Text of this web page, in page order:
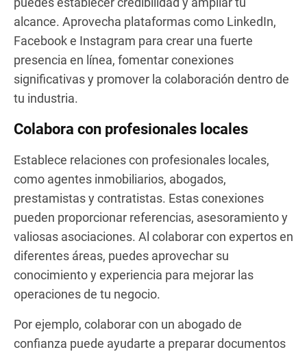
alcance. Aprovecha plataformas como LinkedIn,
Facebook e Instagram para crear una fuerte
presencia en línea, fomentar conexiones
significativas y promover la colaboración dentro de
tu industria.
Colabora con profesionales locales
Establece relaciones con profesionales locales,
como agentes inmobiliarios, abogados,
prestamistas y contratistas. Estas conexiones
pueden proporcionar referencias, asesoramiento y
valiosas asociaciones. Al colaborar con expertos en
diferentes áreas, puedes aprovechar su
conocimiento y experiencia para mejorar las
operaciones de tu negocio.
Por ejemplo, colaborar con un abogado de
confianza puede ayudarte a preparar documentos